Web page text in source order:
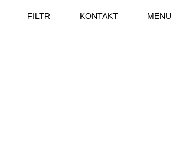
FILTR KONTAKT MENU